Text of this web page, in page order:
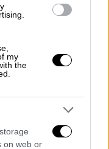
my
the
on web or
η
άδειας και
συνολικού
ψηφιακό
Υποδομών